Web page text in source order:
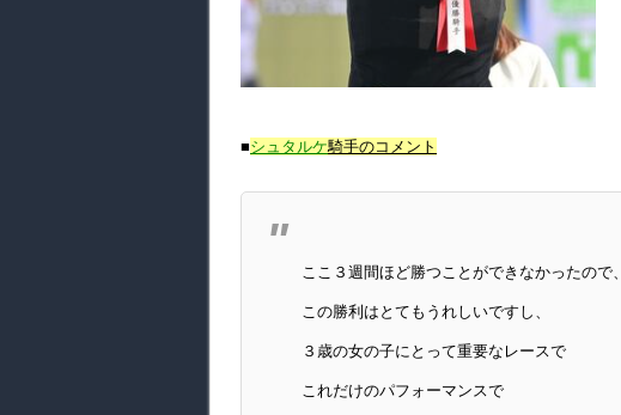
■シュタルケ騎手のコメント
ここ３週間ほど勝つことができなかったので、
この勝利はとてもうれしいですし、
３歳の女の子にとって重要なレースで
これだけのパフォーマンスで